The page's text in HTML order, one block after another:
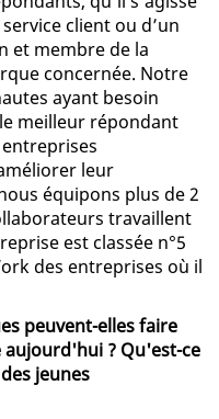
client ou d’un
et membre de la
concernée. Notre
ayant besoin
meilleur répondant
leur
équipons plus de 2
travaillent
est classée n°5
des entreprises où il
peuvent-elles faire
? Qu'est-ce
jeunes